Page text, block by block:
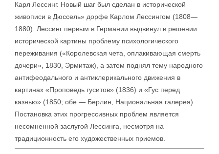
Карл Лессинг. Новый шаг был сделан в исторической
живописи в Дюссель» дорфе Карлом Лессингом (1808—
1880). Лессинг первым в Германии выдвинул в решении
исторической картины проблему психологического
переживания («Королевская чета, оплакивающая смерть
дочери», 1830, Эрмитаж), а затем поднял тему народного
антифеодального и антиклерикального движения в
картинах «Проповедь гуситов» (1836) и «Гус перед
казнью» (1850; обе — Берлин, Национальная галерея).
Постановка этих прогрессивных проблем является
несомненной заслугой Лессинга, несмотря на
традиционность его художественных приемов.